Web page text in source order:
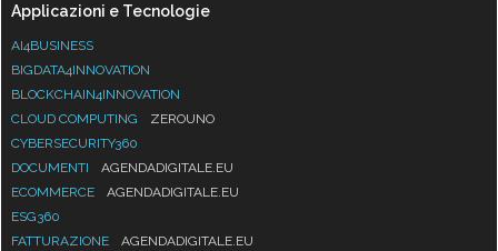
Applicazioni e Tecnologie
AI4BUSINESS
BIGDATA4INNOVATION
BLOCKCHAIN4INNOVATION
CLOUD COMPUTING
ZEROUNO
CYBERSECURITY360
DOCUMENTI
AGENDADIGITALE.EU
ECOMMERCE
AGENDADIGITALE.EU
ESG360
FATTURAZIONE
AGENDADIGITALE.EU